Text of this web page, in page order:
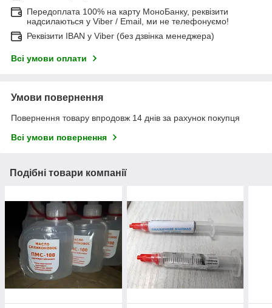
Передоплата 100% на карту МоноБанку, реквізити
надсилаються у Viber / Email, ми не телефонуємо!
Реквізити IBAN у Viber (без дзвінка менеджера)
Всі умови оплати
Умови повернення
Повернення товару впродовж 14 днів за рахунок покупця
Всі умови повернення
Подібні товари компанії